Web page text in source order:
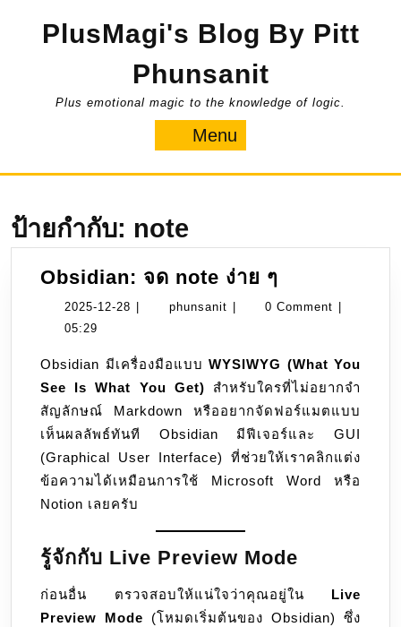
PlusMagi's Blog By Pitt
Phunsanit
Plus emotional magic to the knowledge of logic.
Menu
ป้ายกำกับ: note
Obsidian: จด note ง่าย ๆ
จด
ๆ
2025-12-28 2025- phunsanit phunsanit0 Comment
05:29
Obsidian มีเครื่องมือแบบ WYSIWYG (What You
See Is What You Get) สำหรับใครที่ไม่อยากจำ
สัญลักษณ์ Markdown หรืออยากจัดฟอร์แมตแบบ
เห็นผลลัพธ์ทันที Obsidian มีฟีเจอร์และ GUI
(Graphical User Interface) ที่ช่วยให้เราคลิกแต่ง
ข้อความได้เหมือนการใช้ Microsoft Word หรือ
Notion เลยครับ
รู้จักกับ Live Preview Mode
ก่อนอื่น ตรวจสอบให้แน่ใจว่าคุณอยู่ใน Live
Preview Mode (โหมดเริ่มต้นของ Obsidian) ซึ่ง